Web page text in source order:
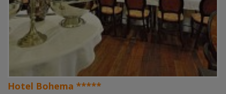
Hotel Bohema *****